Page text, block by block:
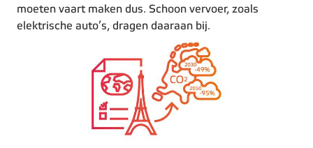
moeten vaart maken dus. Schoon vervoer, zoals
elektrische auto’s, dragen daaraan bij.